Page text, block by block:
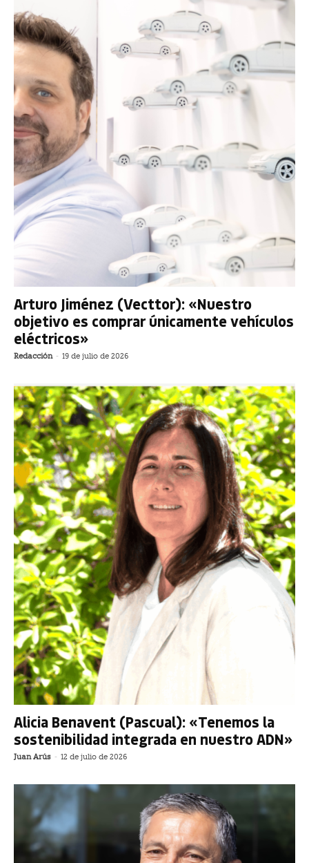
Arturo Jiménez (Vecttor): «Nuestro
objetivo es comprar únicamente vehículos
eléctricos»
Redacción - 19 de julio de 2026
Alicia Benavent (Pascual): «Tenemos la
sostenibilidad integrada en nuestro ADN»
Juan Arús - 12 de julio de 2026